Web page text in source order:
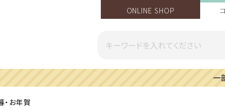
ONLINE SHOP
・お年賀